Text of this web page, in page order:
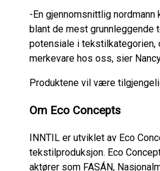
-En gjennomsnittlig
blant de mest
potensiale i tekstilkategorien,
merkevare hos oss, sier
Produktene vil være
Om Eco Concepts
INNTIL er utviklet av Eco
tekstilproduksjon. Eco
aktører som FASÁN,